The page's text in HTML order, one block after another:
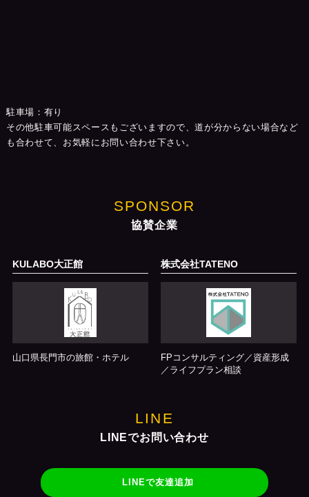
駐車場：有り
その他駐車可能スペースもございますので、道が分からない場合など
も合わせて、お気軽にお問い合わせ下さい。
SPONSOR
協賛企業
KULABO大正館
山口県長門市の旅館・ホテル
株式会社TATENO
FPコンサルティング／資産形成
／ライフプラン相談
LINE
LINEでお問い合わせ
LINEで友達追加